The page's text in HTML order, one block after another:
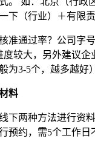
下（行业）＋有限
通过率？公司字号
度较大，另外建议企
为3-5个，越多越好
料
两种方法进行资料
预约，需5个工作日